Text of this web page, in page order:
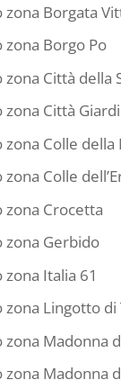
zona Borgata
Borgo Po
Città della
Città
Colle della
Colle
zona Crocetta
zona Gerbido
Italia 61
zona Lingotto di
Madonna
Madonna